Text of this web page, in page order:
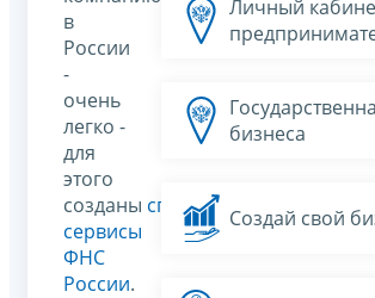
в
России
-
очень
легко -
для
этого
созданы специальные
сервисы
ФНС
России.
Личный
бизнеса
Создай свой